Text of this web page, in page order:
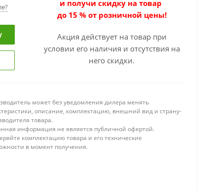
и получи скидку на товар
до 15 % от розничной цены!
Акция действует на товар при
условии его наличия и отсутствия на
него скидки.
может без уведомления дилера менять
описание, комплектацию, внешний вид и страну-
товара.
информация не является публичной офертой.
комплектацию товара и его технические
в момент получения.